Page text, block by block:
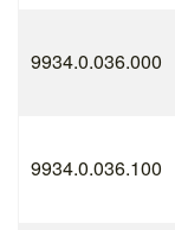
9934.0.036.000
9934.0.036.100